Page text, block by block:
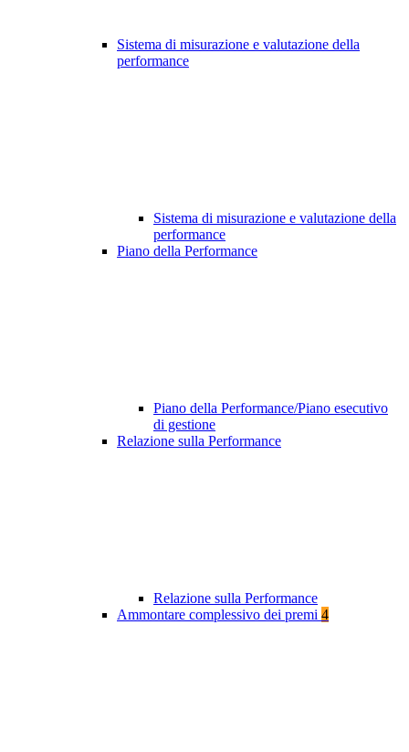
Sistema di misurazione e valutazione della
performance
Sistema di misurazione e valutazione della
performance
Piano della Performance
Piano della Performance/Piano esecutivo
di gestione
Relazione sulla Performance
Relazione sulla Performance
Ammontare complessivo dei premi 4